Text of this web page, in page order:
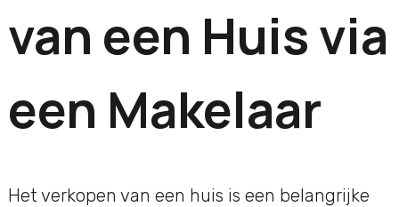
van een Huis via
een Makelaar
Het verkopen van een huis is een belangrijke